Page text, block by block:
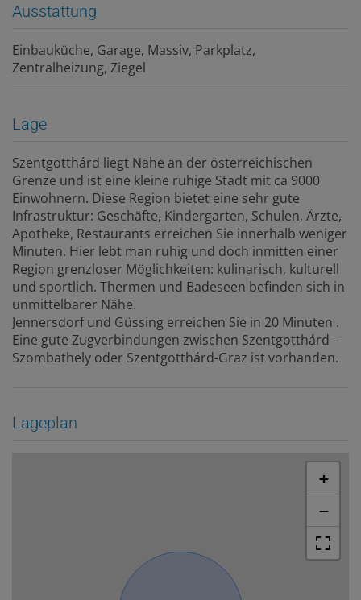
Ausstattung
Einbauküche Garage Massiv Parkplatz
Zentralheizung Ziegel
Lage
Szentgotthárd liegt Nahe an der österreichischen
Grenze und ist eine kleine ruhige Stadt mit ca 9000
Einwohnern. Diese Region bietet eine sehr gute
Infrastruktur: Geschäfte, Kindergarten, Schulen, Ärzte,
Apotheke, Restaurants erreichen Sie innerhalb weniger
Minuten. Hier lebt man ruhig und doch inmitten einer
Region grenzloser Möglichkeiten: kulinarisch, kulturell
und sportlich. Thermen und Badeseen befinden sich in
unmittelbarer Nähe.
Jennersdorf und Güssing erreichen Sie in 20 Minuten .
Eine gute Zugverbindungen zwischen Szentgotthárd –
Szombathely oder Szentgotthárd-Graz ist vorhanden.
Lageplan
+
−